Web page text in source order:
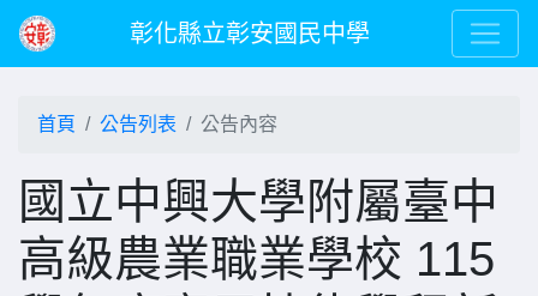
彰化縣立彰安國民中學
首頁 公告列表 公告內容
國立中興大學附屬臺中
高級農業職業學校 115